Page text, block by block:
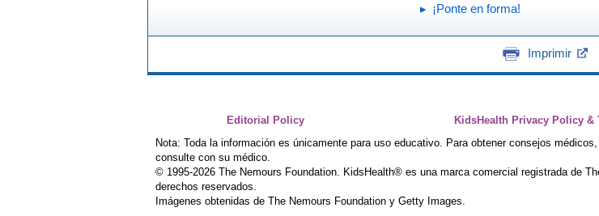
¡Ponte en forma!
Imprimir
Editorial Policy KidsHealth Privacy Policy &
Nota: Toda la información es únicamente para uso educativo. Para obtener consejos
consulte con su médico.
© 1995-2026 The Nemours Foundation. KidsHealth® es una marca comercial registrada de
derechos reservados.
Imágenes obtenidas de The Nemours Foundation y Getty Images.